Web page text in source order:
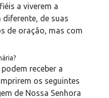
a viverem a
de suas
de oração, mas com
receber a
os seguintes
de Nossa Senhora